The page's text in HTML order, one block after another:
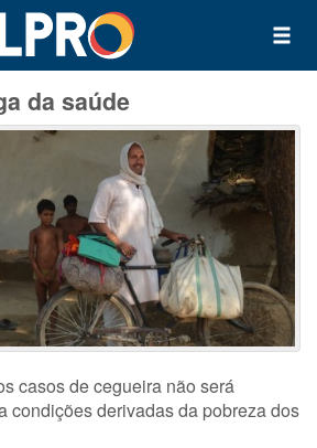
da saúde
casos de cegueira não será
condições derivadas da pobreza dos